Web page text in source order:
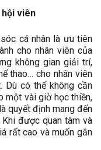
viên
cá nhân là ưu tiên
cho nhân viên của
không gian giải trí,
thao… cho nhân viên
có thể không cần
một vài giờ học thiền,
quyết định mang đến
được quan tâm và
rất cao và muốn gắn